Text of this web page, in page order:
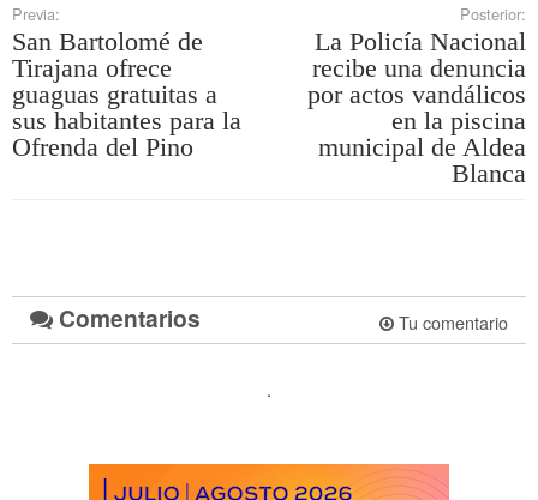
Previa:
San Bartolomé de
Tirajana ofrece
guaguas gratuitas a
sus habitantes para la
Ofrenda del Pino
Posterior:
La Policía Nacional
recibe una denuncia
por actos vandálicos
en la piscina
municipal de Aldea
Blanca
Comentarios Tu comentario
.